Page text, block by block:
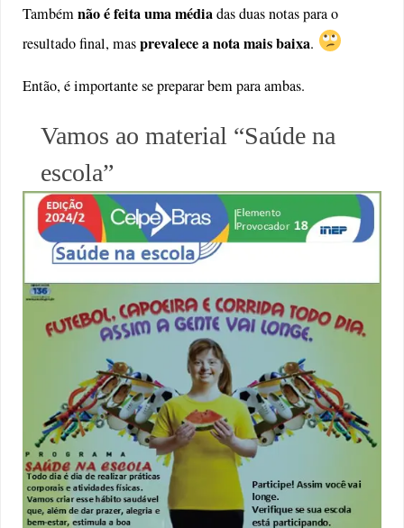
Tambémnão é feita uma médiadas duas notas para o
resultado final, masprevalece a nota mais baixa.
Então, é importante se preparar bem para ambas.
Vamos ao material “Saúde na
escola”